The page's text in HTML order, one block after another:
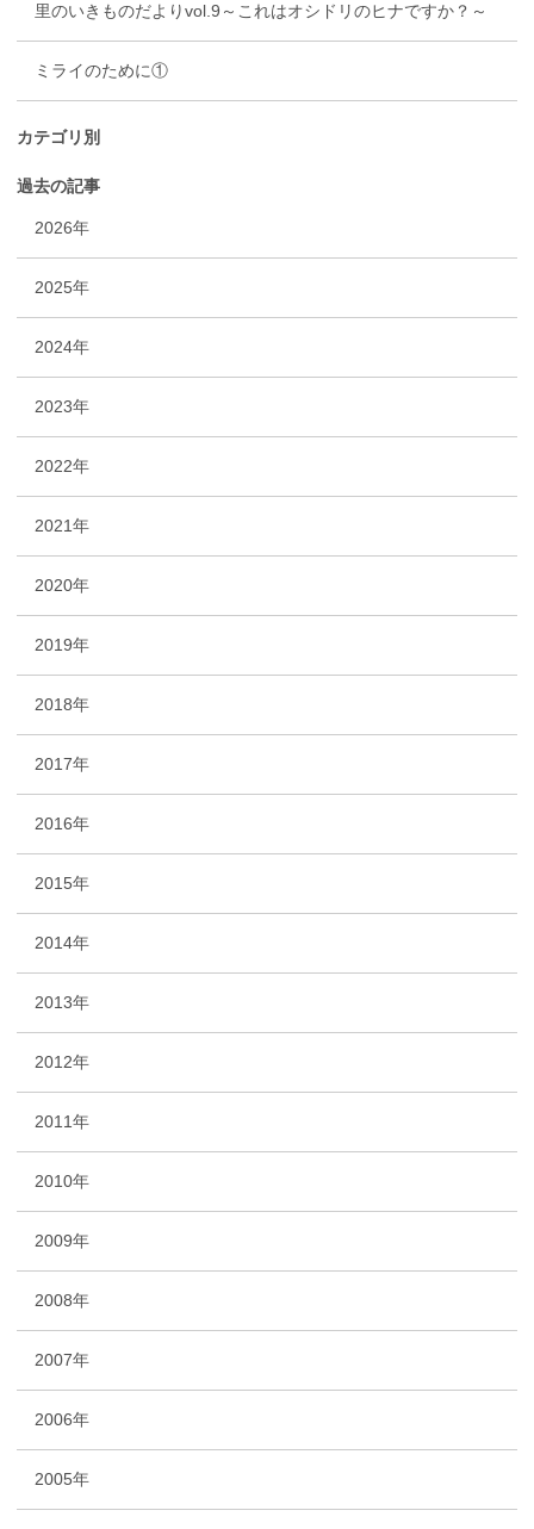
里のいきものだよりvol.9～これはオシドリのヒナですか？～
ミライのために①
カテゴリ別
過去の記事
2026年
2025年
2024年
2023年
2022年
2021年
2020年
2019年
2018年
2017年
2016年
2015年
2014年
2013年
2012年
2011年
2010年
2009年
2008年
2007年
2006年
2005年